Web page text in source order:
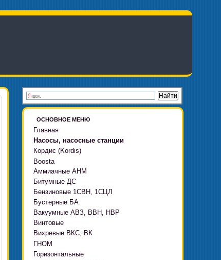
ОСНОВНОЕ МЕНЮ
Главная
Насосы, насосные станции
Кордис (Kordis)
Boosta
Boosta-F
Boosta-L
Boosta-APD установки
Аммиачные АНМ
Битумные ДС
Бензиновые 1СВН, 1СЦЛ
Бустерные БА
Вакуумные АВЗ, ВВН, НВР
Винтовые
Вихревые ВКС, ВК
ГНОМ
Грязевые
Горизонтальные